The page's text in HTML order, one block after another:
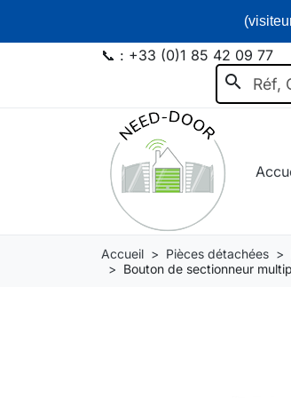
search
📞 : +33 (0)1 85 42 09 77
Accueil Pièces détachées
Bouton de sectionneur